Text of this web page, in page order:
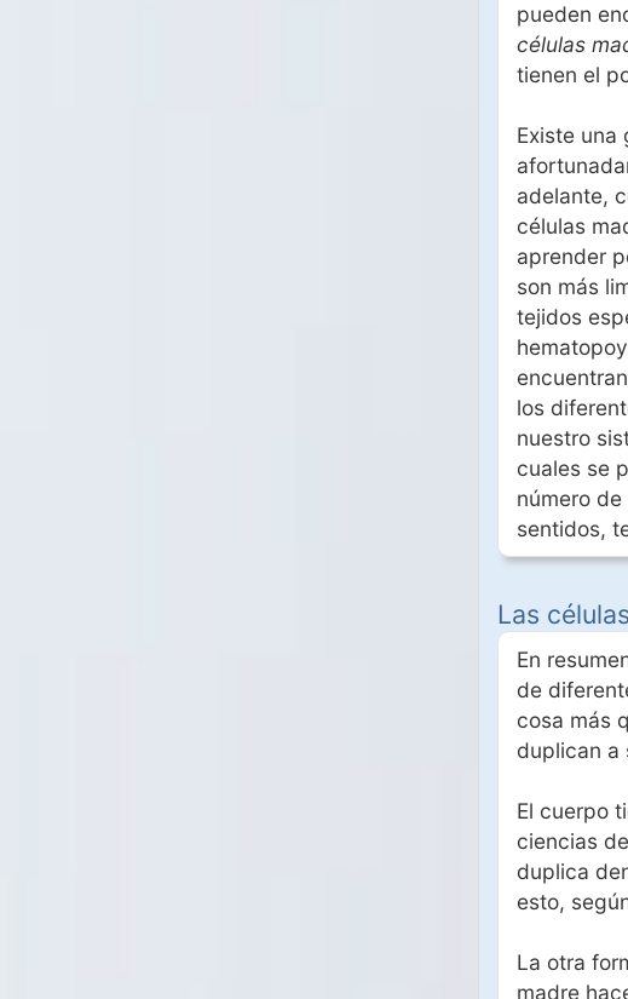
pueden
células
tienen el
Existe una
adelante,
células
aprender
son más
tejidos
los
nuestro
cuales se
número
sentidos,
Las
En
de
cosa más
duplican a
El cuerpo
ciencias
duplica
esto,
La otra
madre